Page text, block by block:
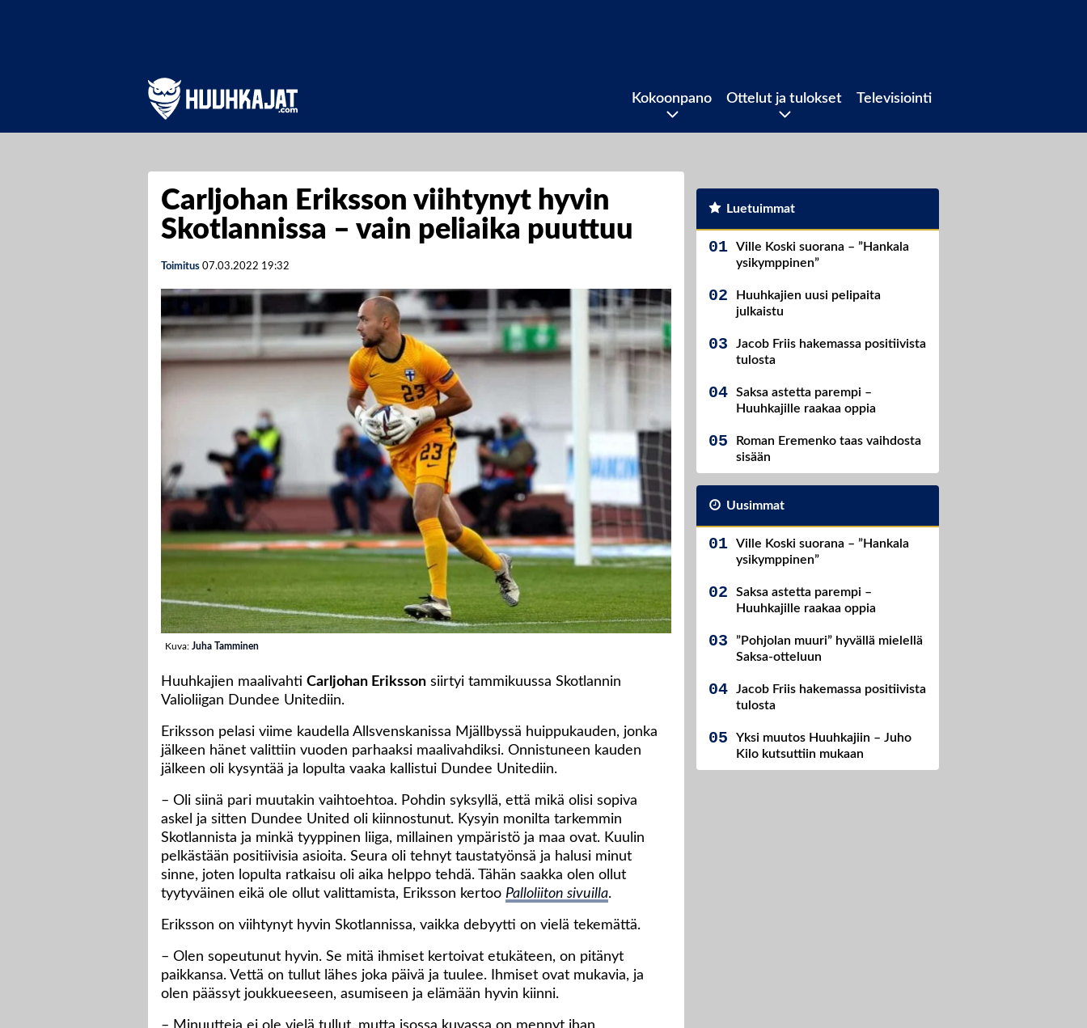
Kokoonpano Ottelut ja tulokset Televisiointi
Carljohan Eriksson viihtynyt hyvin
Skotlannissa – vain peliaika puuttuu
Toimitus 07.03.2022 19:32
Kuva: Juha Tamminen
Huuhkajien maalivahti Carljohan Eriksson siirtyi tammikuussa Skotlannin
Valioliigan Dundee Unitediin.
Eriksson pelasi viime kaudella Allsvenskanissa Mjällbyssä huippukauden, jonka
jälkeen hänet valittiin vuoden parhaaksi maalivahdiksi. Onnistuneen kauden
jälkeen oli kysyntää ja lopulta vaaka kallistui Dundee Unitediin.
– Oli siinä pari muutakin vaihtoehtoa. Pohdin syksyllä, että mikä olisi sopiva
askel ja sitten Dundee United oli kiinnostunut. Kysyin monilta tarkemmin
Skotlannista ja minkä tyyppinen liiga, millainen ympäristö ja maa ovat. Kuulin
pelkästään positiivisia asioita. Seura oli tehnyt taustatyönsä ja halusi minut
sinne, joten lopulta ratkaisu oli aika helppo tehdä. Tähän saakka olen ollut
tyytyväinen eikä ole ollut valittamista, Eriksson kertoo Palloliiton sivuilla.
Eriksson on viihtynyt hyvin Skotlannissa, vaikka debyytti on vielä tekemättä.
– Olen sopeutunut hyvin. Se mitä ihmiset kertoivat etukäteen, on pitänyt
paikkansa. Vettä on tullut lähes joka päivä ja tuulee. Ihmiset ovat mukavia, ja
olen päässyt joukkueeseen, asumiseen ja elämään hyvin kiinni.
Luetuimmat
Ville Koski suorana – ”Hankala
ysikymppinen”
Huuhkajien uusi pelipaita
julkaistu
Jacob Friis hakemassa positiivista
tulosta
Saksa astetta parempi –
Huuhkajille raakaa oppia
Roman Eremenko taas vaihdosta
sisään
Uusimmat
Ville Koski suorana – ”Hankala
ysikymppinen”
Saksa astetta parempi –
Huuhkajille raakaa oppia
”Pohjolan muuri” hyvällä mielellä
Saksa-otteluun
Jacob Friis hakemassa positiivista
tulosta
Yksi muutos Huuhkajiin – Juho
Kilo kutsuttiin mukaan